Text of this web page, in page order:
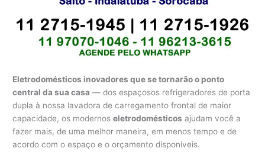
Eletrodomésticos inovadores que se tornarão o ponto
central da sua casa — dos espaçosos refrigeradores de porta
dupla à nossa lavadora de carregamento frontal de maior
capacidade, os modernoseletrodomésticos ajudam você a
fazer mais, de uma melhor maneira, em menos tempo e de
acordo com o espaço e o orçamento disponíveis.